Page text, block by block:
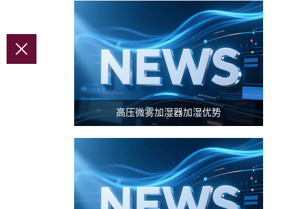
高压微雾加湿器加湿优势